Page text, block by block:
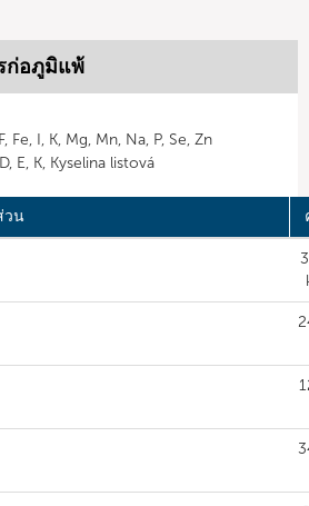
ก่อภูมิแพ้
Fe, I, K, Mg, Mn, Na, P, Se, Zn
E, K, Kyselina listová
วน